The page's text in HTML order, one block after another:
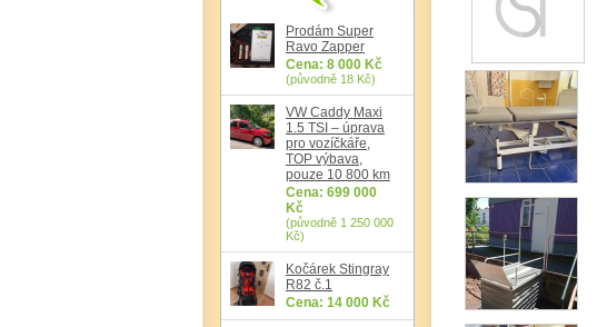
Prodám Super
Ravo Zapper
Cena: 8 000 Kč
(původně 18 Kč)
VW Caddy Maxi
1.5 TSI – úprava
pro vozíčkáře,
TOP výbava,
pouze 10 800 km
Cena: 699 000
Kč
(původně 1 250 000
Kč)
Kočárek Stingray
R82 č.1
Cena: 14 000 Kč